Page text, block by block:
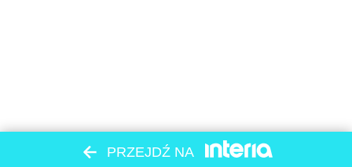
PRZEJDŹ NA